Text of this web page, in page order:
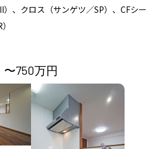
、クロス（サンゲツ／SP）、CFシー
〜750万円